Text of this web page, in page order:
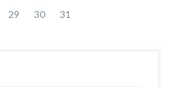
29 30 31